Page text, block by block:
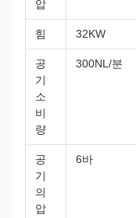
압
힘 32KW
공
기
소
비
량
300NL/분
공
기
의
압
6바